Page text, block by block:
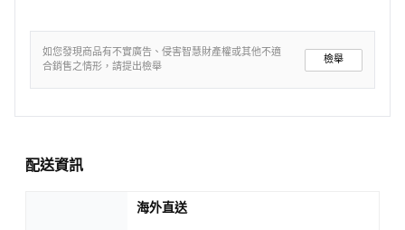
如您發現商品有不實廣告、侵害智慧財產權或其他不適
合銷售之情形，請提出檢舉
檢舉
配送資訊
海外直送